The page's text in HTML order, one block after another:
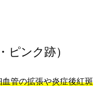
ピンク跡）
血管の拡張や炎症後紅斑